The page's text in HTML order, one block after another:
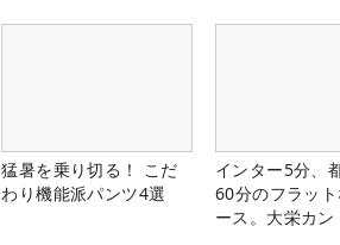
猛暑を乗り切る！ こだ
わり機能派パンツ4選
インター5分、
60分のフラッ
ース。大栄カン